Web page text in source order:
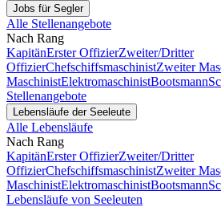
Jobs für Segler
Alle Stellenangebote
Nach Rang
KapitänErster OffizierZweiter/Dritter
OffizierChefschiffsmaschinistZweiter
MaschinistElektromaschinistBootsmann
Stellenangebote
Lebensläufe der Seeleute
Alle Lebensläufe
Nach Rang
KapitänErster OffizierZweiter/Dritter
OffizierChefschiffsmaschinistZweiter
MaschinistElektromaschinistBootsmann
Lebensläufe von Seeleuten